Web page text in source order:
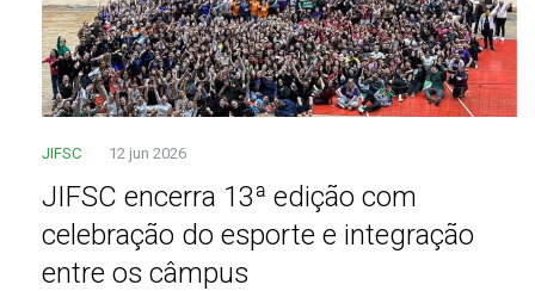
JIFSC 12 jun 2026
JIFSC encerra 13ª edição com
celebração do esporte e integração
entre os câmpus